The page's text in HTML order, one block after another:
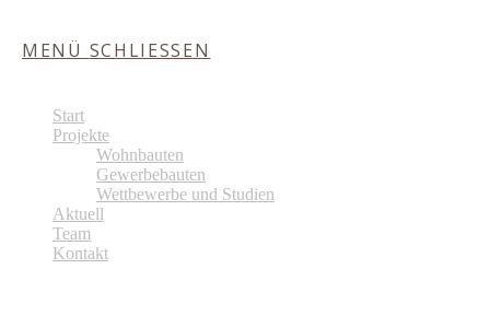
MENÜ SCHLIESSEN
Start
Projekte
Wohnbauten
Gewerbebauten
Wettbewerbe und Studien
Aktuell
Team
Kontakt